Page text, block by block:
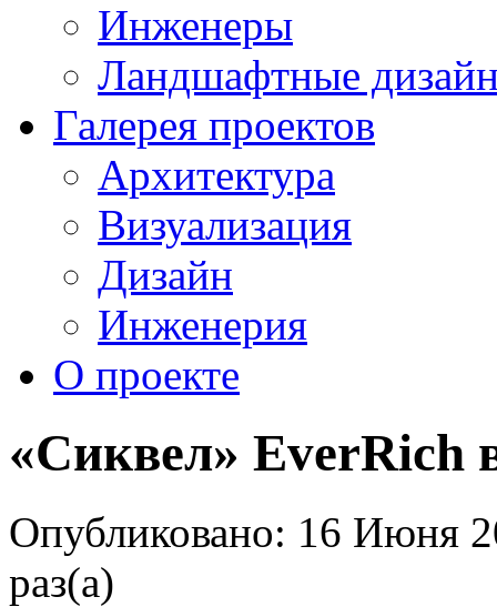
Инженеры
Ландшафтные
Галерея проектов
Архитектура
Визуализация
Дизайн
Инженерия
О проекте
«Сиквел» EverRich
Опубликовано: 16 Июня
раз(а)